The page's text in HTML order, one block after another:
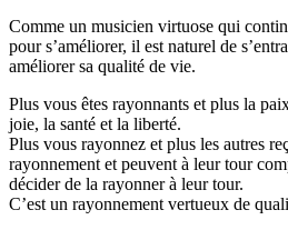
Comme un musicien virtuose qui
pour s’améliorer, il est naturel de
améliorer sa qualité de vie.
Plus vous êtes rayonnants et plus la
joie, la santé et la liberté.
Plus vous rayonnez et plus les autres
rayonnement et peuvent à leur tour
décider de la rayonner à leur tour.
C’est un rayonnement vertueux de